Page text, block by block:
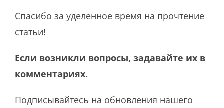
Спасибо за уделенное время на прочтение
статьи!
Если возникли вопросы, задавайте их в
комментариях.
Подписывайтесь на обновления нашего